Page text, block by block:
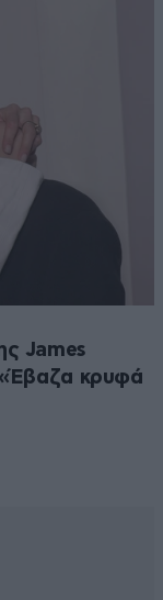
James
«Έβαζα κρυφά